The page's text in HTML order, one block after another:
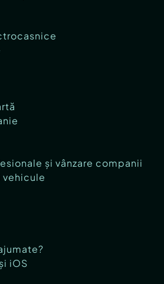
și vânzare companii
vehicule
iOS